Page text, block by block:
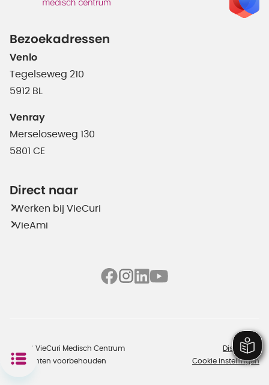
Bezoekadressen
Venlo
Tegelseweg 210
5912 BL
Venray
Merseloseweg 130
5801 CE
Direct naar
Werken bij VieCuri
VieAmi
©2026 VieCuri Medisch Centrum
Alle rechten voorbehouden
Disclaimer
Cookie instellingen